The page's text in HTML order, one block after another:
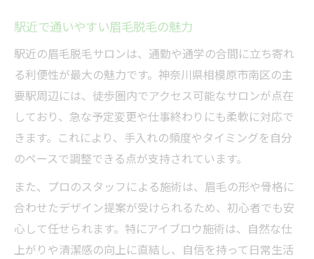
駅近で通いやすい眉毛脱毛の魅力
駅近の眉毛脱毛サロンは、通勤や通学の合間に立ち寄れ
る利便性が最大の魅力です。神奈川県相模原市南区の主
要駅周辺には、徒歩圏内でアクセス可能なサロンが点在
しており、急な予定変更や仕事終わりにも柔軟に対応で
きます。これにより、手入れの頻度やタイミングを自分
のペースで調整できる点が支持されています。
また、プロのスタッフによる施術は、眉毛の形や骨格に
合わせたデザイン提案が受けられるため、初心者でも安
心して任せられます。特にアイブロウ施術は、自然な仕
上がりや清潔感の向上に直結し、自信を持って日常生活